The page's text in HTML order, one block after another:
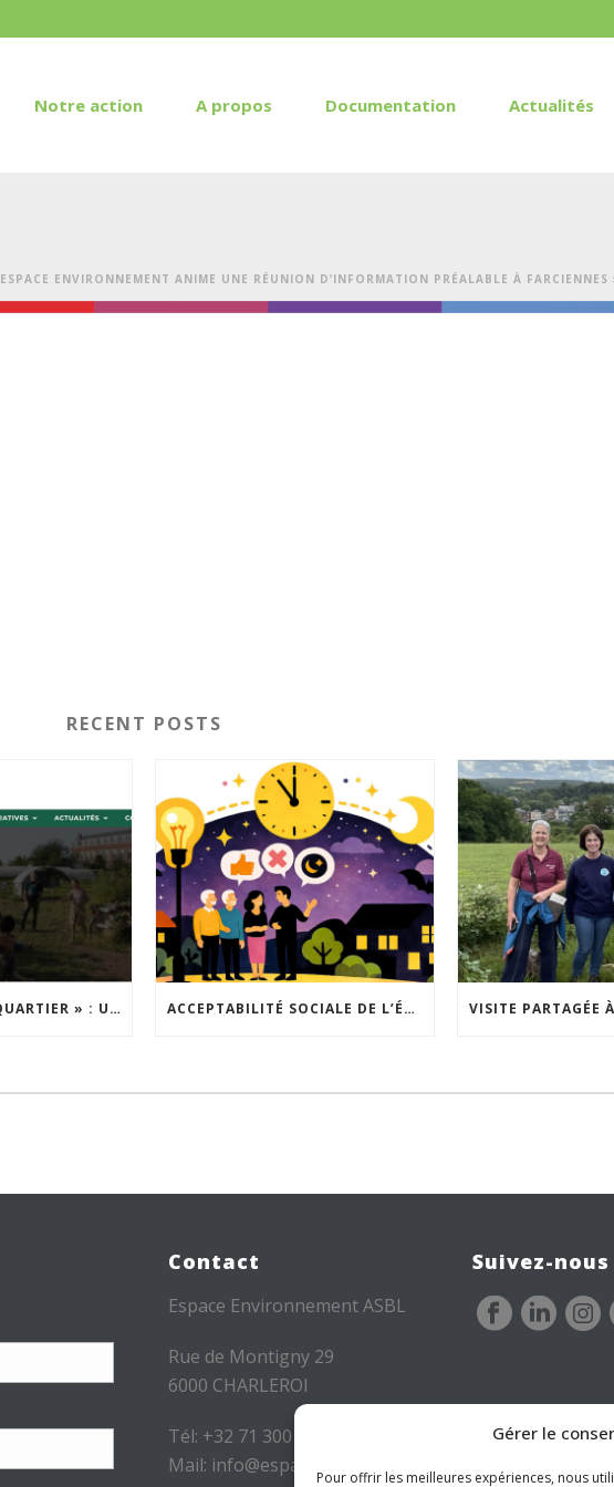
Gérer le
Pour offrir les meilleures expériences, nous
Notre action A propos Documentation Actualités
ESPACE ENVIRONNEMENT ANIME UNE RÉUNION D’INFORMATION PRÉALABLE À FARCIENNES
RECENT POSTS
« INSPIRONS LE QUARTIER » : UN NOUVEL APPEL À PROJETS EST LANCÉ ! ACCEPTABILITÉ SOCIALE DE L’ÉCLAIRAGE NOCTURNE : LE REPLAY EST DISPONIBLE
Contact
Espace Environnement ASBL
Rue de Montigny 29
6000 CHARLEROI
Tél: +32 71 300 300
Mail: info@espace-
Suivez-nous